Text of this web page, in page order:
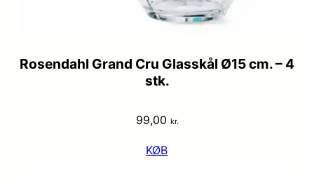
Rosendahl Grand Cru Glasskål Ø15 cm. – 4
stk.
99,00 kr.
KØB